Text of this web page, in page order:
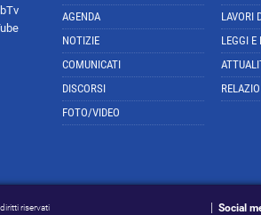
AGENDA
NOTIZIE
COMUNICATI
DISCORSI
FOTO/VIDEO
LAVORI
LEGGI E
riservati Social